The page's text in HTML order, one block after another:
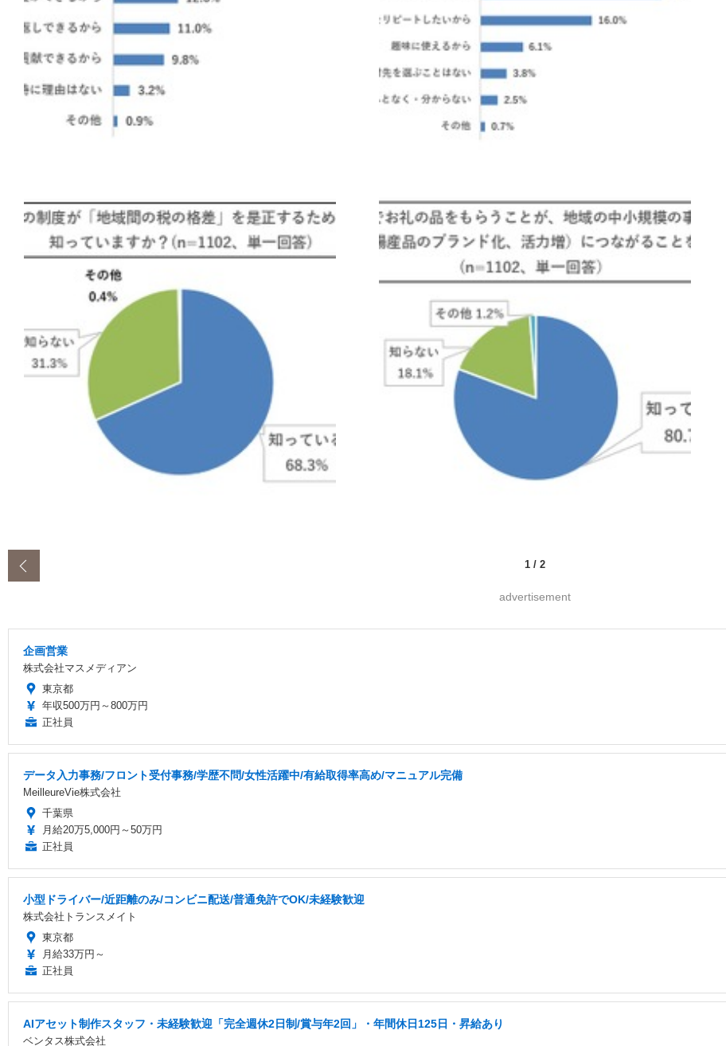
1 / 2
advertisement
企画営業
株式会社マスメディアン
東京都
年収500万円～800万円
正社員
データ入力事務/フロント受付事務/学歴不問/女性活躍中/有給取得率高め/マニュアル完備
MeilleureVie株式会社
千葉県
月給20万5,000円～50万円
正社員
小型ドライバー/近距離のみ/コンビニ配送/普通免許でOK/未経験歓迎
株式会社トランスメイト
東京都
月給33万円～
正社員
AIアセット制作スタッフ・未経験歓迎「完全週休2日制/賞与年2回」・年間休日125日・昇給あり
ベンタス株式会社